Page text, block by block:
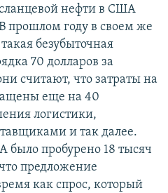
сланцевой нефти в США
прошлом году в своем же
безубыточная
70 долларов за
считают, что затраты на
еще на 40
логистики,
и так далее.
было пробурено 18 тысяч
предложение
как спрос, который